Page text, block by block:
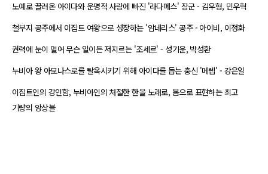
노예로 끌려온 아이다와 운명적 사랑에 빠진 '라다메스' 장군 - 김우형, 민우혁
철부지 공주에서 이집트 여왕으로 성장하는 '암네리스' 공주 - 아이비, 이정화
권력에 눈이 멀어 무슨 일이든 저지르는 '조세르' - 성기윤, 박성환
누비아 왕 아모나스로를 탈옥시키기 위해 아이다를 돕는 충신 '메렙' - 강은일
이집트인의 강인함, 누비아인의 처절한 한을 노래로, 몸으로 표현하는 최고
기량의 앙상블